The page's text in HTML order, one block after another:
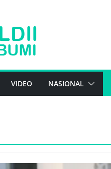
VIDEO NASIONAL